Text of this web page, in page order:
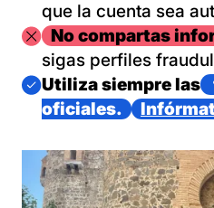
que la cuenta sea
ImagenNo compartas
sigas perfiles
Imagen
Utiliza siempre las
oficiales.